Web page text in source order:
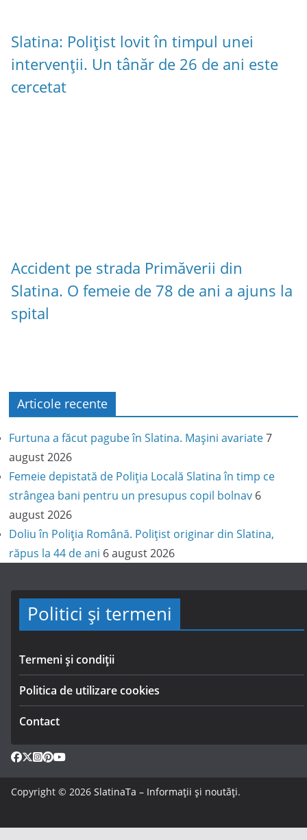
Slatina: Polițist lovit în timpul unei
intervenții. Un tânăr de 26 de ani este
cercetat
Accident pe strada Primăverii din
Slatina. O femeie de 78 de ani a ajuns la
spital
Articole recente
Furtuna a făcut pagube în Slatina. Mașini avariate 7
august 2026
Femeie depistată de Poliția Locală Slatina în timp ce
strângea bani pentru un presupus copil bolnav 6
august 2026
Doliu în Poliția Română. Polițist originar din Slatina,
răpus la 44 de ani 6 august 2026
Politici și termeni
Termeni și condiții
Politica de utilizare cookies
Contact
Copyright © 2026 SlatinaTa – Informații și noutăți.